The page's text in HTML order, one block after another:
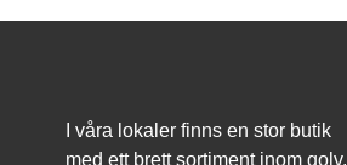
I våra lokaler finns en stor butik
med ett brett sortiment inom golv,